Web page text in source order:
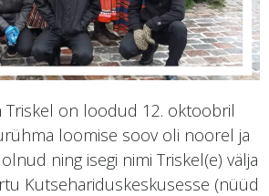
Triskel on loodud 12. oktoobril
loomise soov oli noorel ja
ning isegi nimi Triskel(e) välja
Kutsehariduskeskusesse (nüüd